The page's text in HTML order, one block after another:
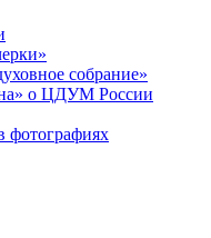
собрание»
о ЦДУМ России